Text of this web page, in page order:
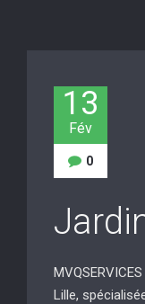
13
Fév
0
Lille,